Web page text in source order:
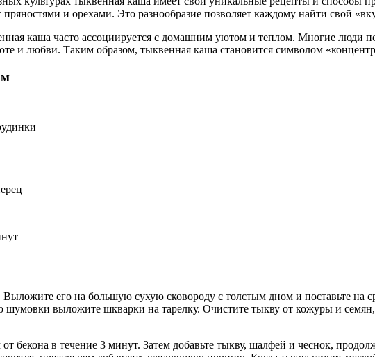
и орехами. Это разнообразие позволяет каждому найти свой
каша часто ассоциируется с домашним уютом и теплом. Многие люди
и любви. Таким образом, тыквенная каша становится символом
его на большую сухую сковороду с толстым дном и поставьте
выложите шкварки на тарелку. Очистите тыкву от кожуры и
бекона в течение 3 минут. Затем добавьте тыкву, шалфей и чеснок,